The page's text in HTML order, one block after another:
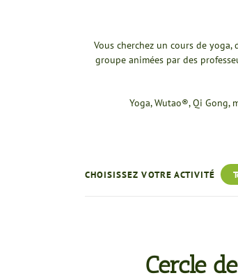
Vous cherchez un cours de
groupe animées par des
Yoga, Wutao®, Qi
CHOISISSEZ VOTRE ACTIVITÉ
Cercle